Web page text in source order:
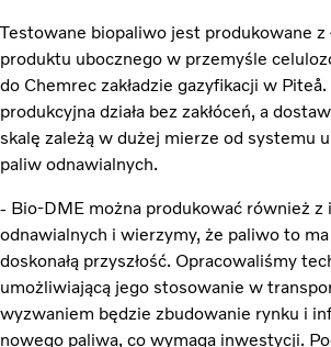
Testowane biopaliwo jest produkowane z
produktu ubocznego w przemyśle
do Chemrec zakładzie gazyfikacji w
produkcyjna działa bez zakłóceń, a
skalę zależą w dużej mierze od systemu
paliw odnawialnych.
- Bio-DME można produkować również z
odnawialnych i wierzymy, że paliwo to
doskonałą przyszłość. Opracowaliśmy
umożliwiającą jego stosowanie w
wyzwaniem będzie zbudowanie rynku i
nowego paliwa, co wymaga inwestycji.